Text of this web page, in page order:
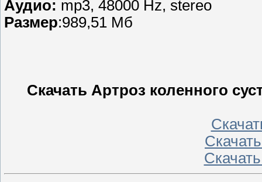
Аудио: mp3, 48000 Hz, stereo
Размер:989,51 Мб
Скачать Артроз коленного